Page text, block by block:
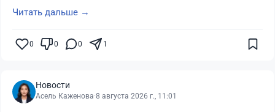
Читать дальше →
0 0 0 1
Новости
Асель Каженова·8 августа 2026 г., 11:01